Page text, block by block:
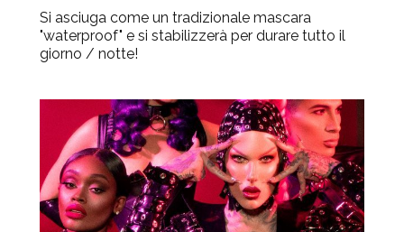
Si asciuga come un tradizionale mascara
"waterproof" e si stabilizzerà per durare tutto il
giorno / notte!